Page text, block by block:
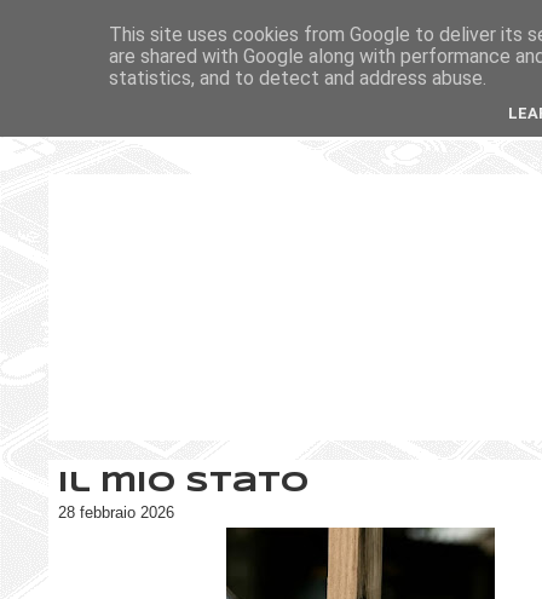
Il mio stato
28 febbraio 2026
This site uses cookies from Google to deliver its
are shared with Google along with performance
statistics, and to detect and address abuse.